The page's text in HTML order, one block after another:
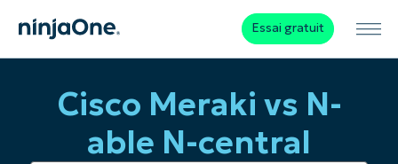
Essai gratuit
Cisco Meraki vs N-
able N-central